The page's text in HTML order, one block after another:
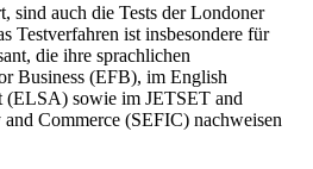
sind auch die Tests der Londoner
Testverfahren ist insbesondere für
die ihre sprachlichen
Business (EFB), im English
(ELSA) sowie im JETSET and
Commerce (SEFIC) nachweisen